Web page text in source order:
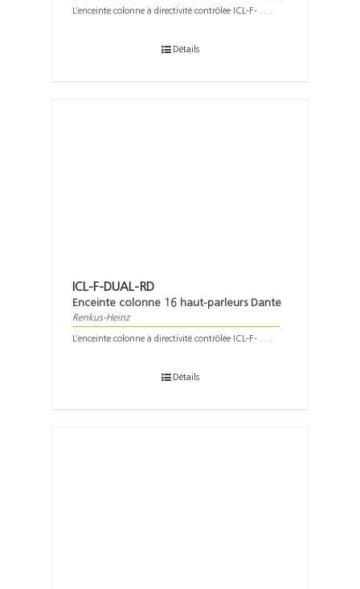
L’enceinte colonne à directivité contrôlée ICL-F- . . .
Détails
ICL-F-DUAL-RD
Enceinte colonne 16 haut-parleurs Dante
Renkus-Heinz
L’enceinte colonne à directivité contrôlée ICL-F- . . .
Détails